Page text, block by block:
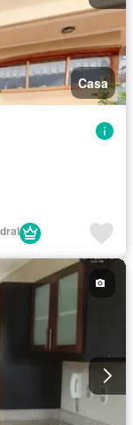
Casa